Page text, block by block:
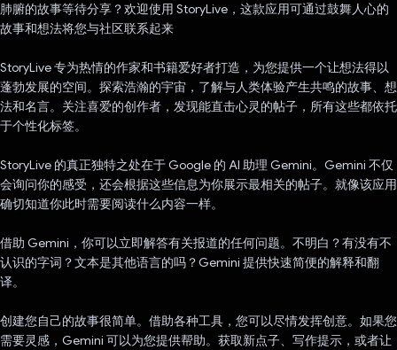
肺腑的故事等待分享？欢迎使用 StoryLive，这款应用可通过鼓舞人心的
故事和想法将您与社区联系起来
StoryLive 专为热情的作家和书籍爱好者打造，为您提供一个让想法得以
蓬勃发展的空间。探索浩瀚的宇宙，了解与人类体验产生共鸣的故事、想
法和名言。关注喜爱的创作者，发现能直击心灵的帖子，所有这些都依托
于个性化标签。
StoryLive 的真正独特之处在于 Google 的 AI 助理 Gemini。Gemini 不仅
会询问你的感受，还会根据这些信息为你展示最相关的帖子。就像该应用
确切知道你此时需要阅读什么内容一样。
借助 Gemini，你可以立即解答有关报道的任何问题。不明白？有没有不
认识的字词？文本是其他语言的吗？Gemini 提供快速简便的解释和翻
译。
创建您自己的故事很简单。借助各种工具，您可以尽情发挥创意。如果您
需要灵感，Gemini 可以为您提供帮助。获取新点子、写作提示，或者让